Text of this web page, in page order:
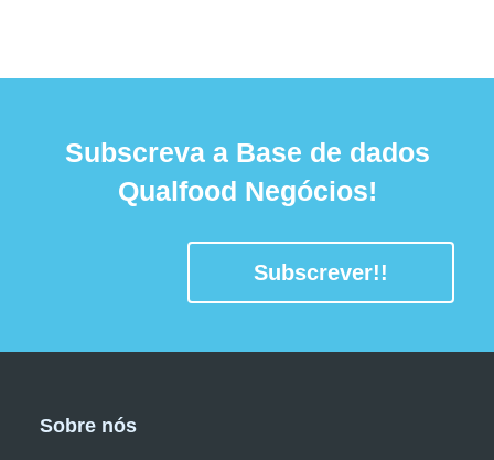
Subscreva a Base de dados
Qualfood Negócios!
Subscrever!!
Sobre nós